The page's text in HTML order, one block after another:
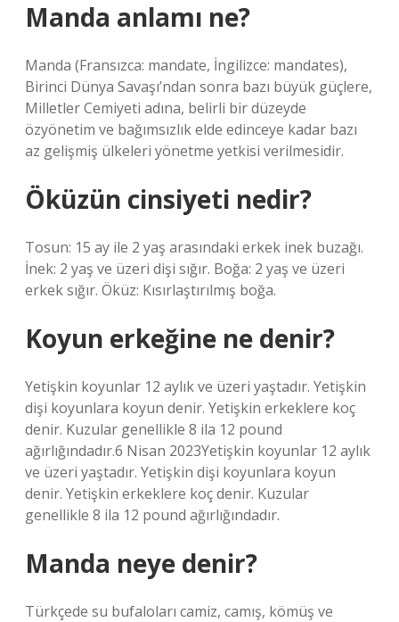
Manda anlamı ne?
Manda (Fransızca: mandate, İngilizce: mandates),
Birinci Dünya Savaşı’ndan sonra bazı büyük güçlere,
Milletler Cemiyeti adına, belirli bir düzeyde
özyönetim ve bağımsızlık elde edinceye kadar bazı
az gelişmiş ülkeleri yönetme yetkisi verilmesidir.
Öküzün cinsiyeti nedir?
Tosun: 15 ay ile 2 yaş arasındaki erkek inek buzağı.
İnek: 2 yaş ve üzeri dişi sığır. Boğa: 2 yaş ve üzeri
erkek sığır. Öküz: Kısırlaştırılmış boğa.
Koyun erkeğine ne denir?
Yetişkin koyunlar 12 aylık ve üzeri yaştadır. Yetişkin
dişi koyunlara koyun denir. Yetişkin erkeklere koç
denir. Kuzular genellikle 8 ila 12 pound
ağırlığındadır.6 Nisan 2023Yetişkin koyunlar 12 aylık
ve üzeri yaştadır. Yetişkin dişi koyunlara koyun
denir. Yetişkin erkeklere koç denir. Kuzular
genellikle 8 ila 12 pound ağırlığındadır.
Manda neye denir?
Türkçede su bufaloları camiz, camış, kömüş ve